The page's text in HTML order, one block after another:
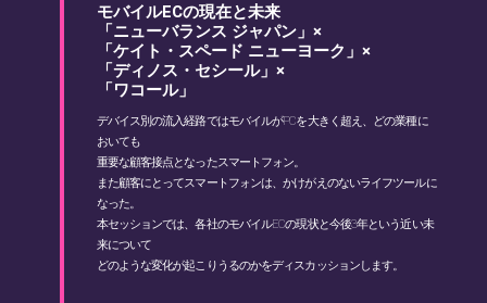
モバイルECの現在と未来
「ニューバランス ジャパン」×
「ケイト・スペード ニューヨーク」×
「ディノス・セシール」×
「ワコール」
デバイス別の流入経路ではモバイルがPCを大きく超え、どの業種に
おいても
重要な顧客接点となったスマートフォン。
また顧客にとってスマートフォンは、かけがえのないライフツールに
なった。
本セッションでは、各社のモバイルECの現状と今後3年という近い未
来について
どのような変化が起こりうるのかをディスカッションします。